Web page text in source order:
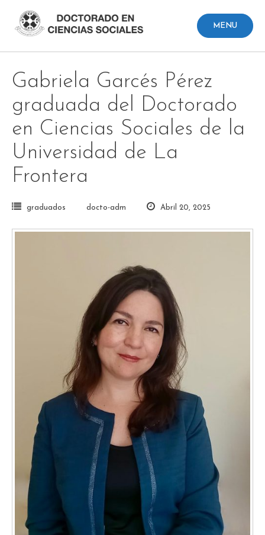
content
MENU
Gabriela Garcés Pérez
graduada del Doctorado
en Ciencias Sociales de la
Universidad de La
Frontera
graduados docto-adm Abril 20, 2025